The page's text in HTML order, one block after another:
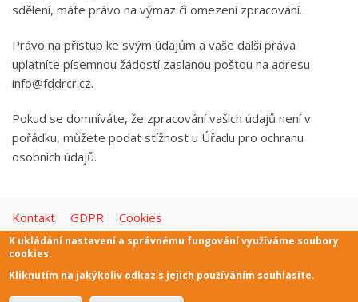
sdělení, máte právo na výmaz či omezení zpracování.
Právo na přístup ke svým údajům a vaše další práva
uplatníte písemnou žádostí zaslanou poštou na adresu
info@fddrcr.cz.
Pokud se domníváte, že zpracování vašich údajů není v
pořádku, můžete podat stížnost u Úřadu pro ochranu
osobních údajů.
Kontakt GDPR Cookies
K ukládání nastavení a správnému fungování využíváme soubory
cookies.
Kliknutím na jakýkoliv odkaz s jejich používáním souhlasíte.